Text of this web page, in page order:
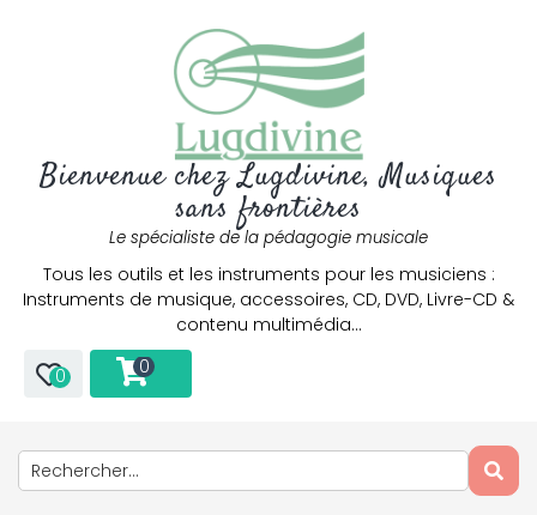
Bienvenue chez Lugdivine, Musiques
sans frontières
Le spécialiste de la pédagogie musicale
Tous les outils et les instruments pour les musiciens :
Instruments de musique, accessoires, CD, DVD, Livre-CD &
contenu multimédia…
0 0